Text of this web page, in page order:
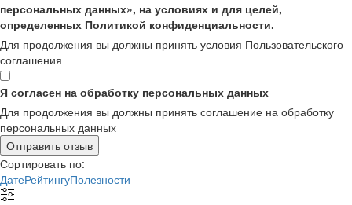
персональных данных», на условиях и для целей,
определенных Политикой конфиденциальности.
Для продолжения вы должны принять условия Пользовательского
соглашения
Я согласен на обработку персональных данных
Для продолжения вы должны принять соглашение на обработку
персональных данных
Отправить отзыв
Сортировать по:
ДатеРейтингуПолезности